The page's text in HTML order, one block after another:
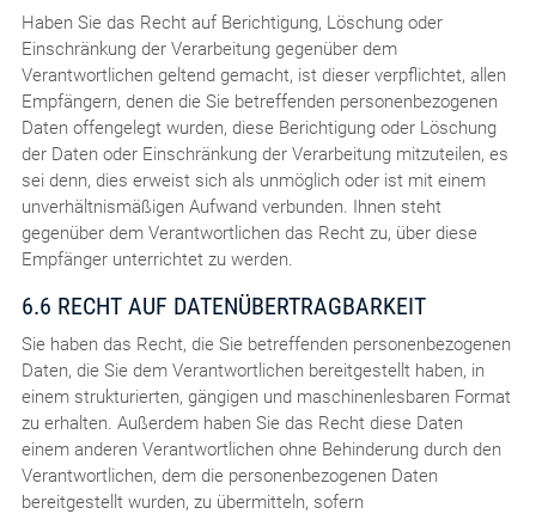
Haben Sie das Recht auf Berichtigung, Löschung oder
Einschränkung der Verarbeitung gegenüber dem
Verantwortlichen geltend gemacht, ist dieser verpflichtet, allen
Empfängern, denen die Sie betreffenden personenbezogenen
Daten offengelegt wurden, diese Berichtigung oder Löschung
der Daten oder Einschränkung der Verarbeitung mitzuteilen, es
sei denn, dies erweist sich als unmöglich oder ist mit einem
unverhältnismäßigen Aufwand verbunden. Ihnen steht
gegenüber dem Verantwortlichen das Recht zu, über diese
Empfänger unterrichtet zu werden.
6.6 RECHT AUF DATENÜBERTRAGBARKEIT
Sie haben das Recht, die Sie betreffenden personenbezogenen
Daten, die Sie dem Verantwortlichen bereitgestellt haben, in
einem strukturierten, gängigen und maschinenlesbaren Format
zu erhalten. Außerdem haben Sie das Recht diese Daten
einem anderen Verantwortlichen ohne Behinderung durch den
Verantwortlichen, dem die personenbezogenen Daten
bereitgestellt wurden, zu übermitteln, sofern